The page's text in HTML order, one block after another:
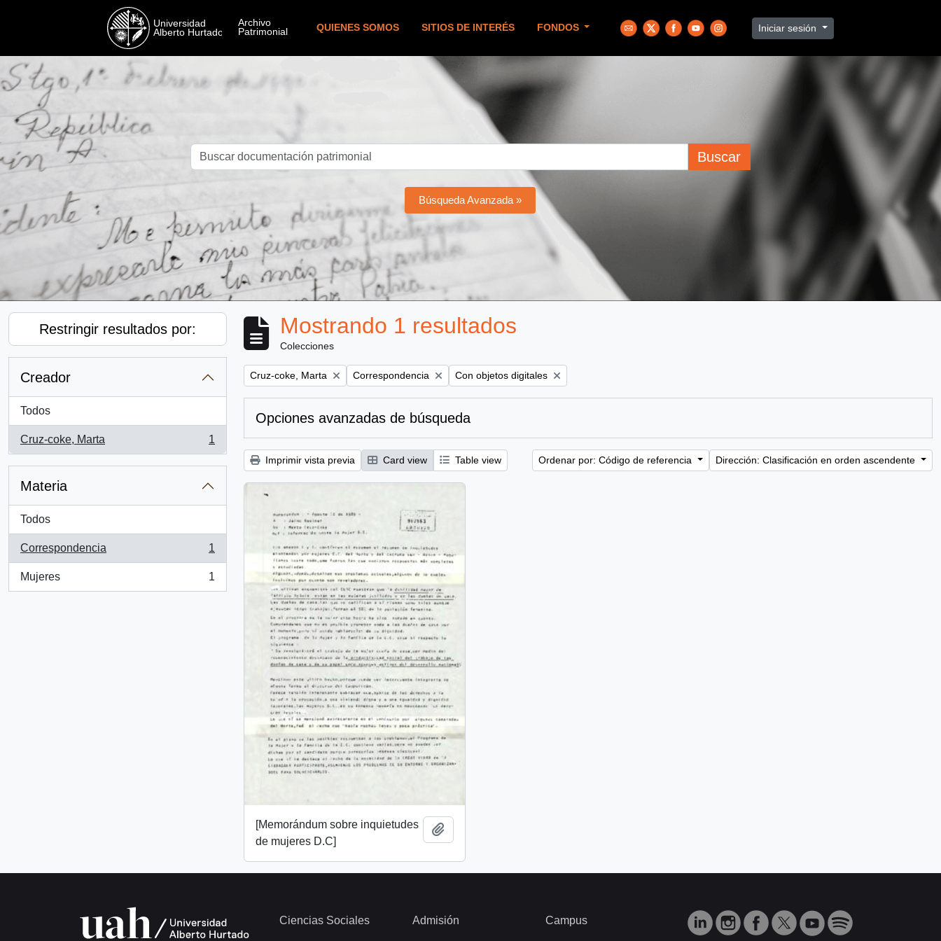
QUIENES SOMOS SITIOS DE INTERÉS FONDOS Iniciar sesión
Buscar
Búsqueda Avanzada »
Restringir resultados por:
Creador
Todos
Cruz-coke, Marta
, 1 resultados
1
Materia
Todos
Correspondencia
, 1 resultados
1
Mujeres
, 1 resultados
1
Mostrando 1 resultados
Colecciones
Remove filter:
Cruz-coke, Marta Remove filter:
Correspondencia Remove filter:
Con objetos digitales
Opciones avanzadas de búsqueda
Imprimir vista previa Card view Table view Ordenar por: Código de referencia Dirección: Clasificación en orden ascendente
[Memorándum sobre inquietudes
de mujeres D.C]
Ciencias Sociales Admisión Campus